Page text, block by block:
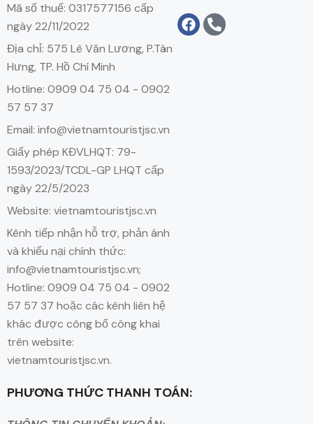
Mã số thuế: 0317577156 cấp
ngày 22/11/2022
Địa chỉ: 575 Lê Văn Lương, P.Tân
Hưng, TP. Hồ Chí Minh
Hotline: 0909 04 75 04 - 0902
57 57 37
Email: info@vietnamtouristjsc.vn
Giấy phép KĐVLHQT: 79-
1593/2023/TCDL-GP LHQT cấp
ngày 22/5/2023
Website: vietnamtouristjsc.vn
Kênh tiếp nhận hỗ trợ, phản ánh
và khiếu nại chính thức:
info@vietnamtouristjsc.vn;
Hotline: 0909 04 75 04 - 0902
57 57 37 hoặc các kênh liên hệ
khác được công bố công khai
trên website:
vietnamtouristjsc.vn.
PHƯƠNG THỨC THANH TOÁN: